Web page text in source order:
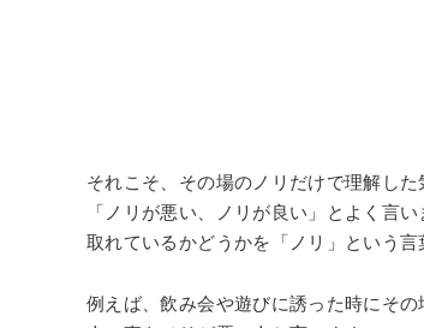
それこそ、その場のノリだけで理解し
「ノリが悪い、ノリが良い」とよく言
取れているかどうかを「ノリ」という言
例えば、飲み会や遊びに誘った時にそ